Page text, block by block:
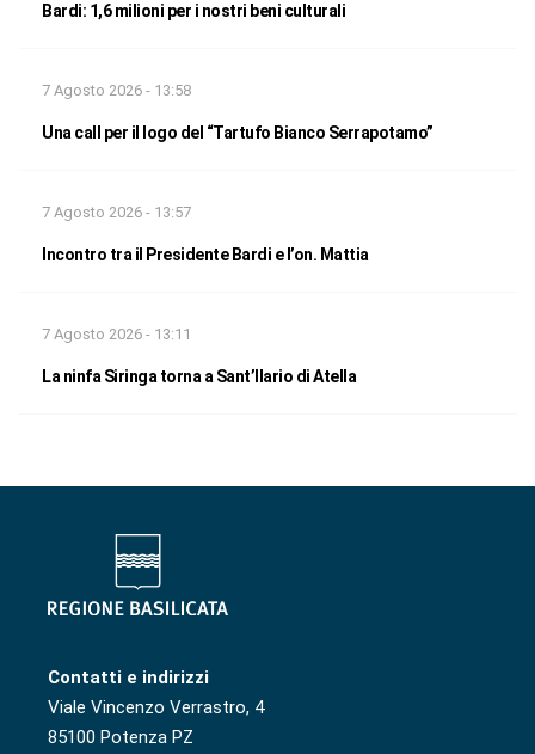
Bardi: 1,6 milioni per i nostri beni culturali
7 Agosto 2026 - 13:58
Una call per il logo del “Tartufo Bianco Serrapotamo”
7 Agosto 2026 - 13:57
Incontro tra il Presidente Bardi e l’on. Mattia
7 Agosto 2026 - 13:11
La ninfa Siringa torna a Sant’Ilario di Atella
Contatti e indirizzi
Viale Vincenzo Verrastro, 4
85100 Potenza PZ